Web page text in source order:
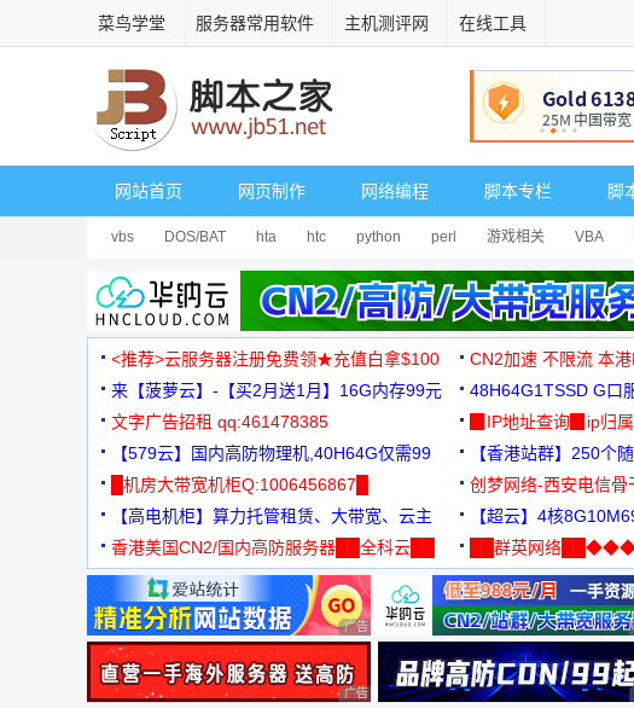
菜鸟学堂 服务器常用软件 主机测评网 在线工具
网站首页 网页制作 网络编程 脚本专栏 脚
vbs DOS/BAT hta htc python perl 游戏相关 VBA
<推荐>云服务器注册免费领★充值白拿$100 CN2加速 不限流 本
来【菠萝云】-【买2月送1月】16G内存99元
48H64G1TSSD G口
3000+可免费测试
文字广告招租 qq:461478385
▉IP地址查询▉ip归
【579云】国内高防物理机,40H64G仅需99
元
【香港站群】250个
█机房大带宽机柜Q:1006456867█
创梦网络-西安电信
88元/月
【高电机柜】算力托管租赁、大带宽、云主
机
【超云】4核
香港美国CN2/国内高防服务器██全科云██
██群英网络
◆◆◆
广告 商业广告，理性选择
广告 商业广告，理性选择